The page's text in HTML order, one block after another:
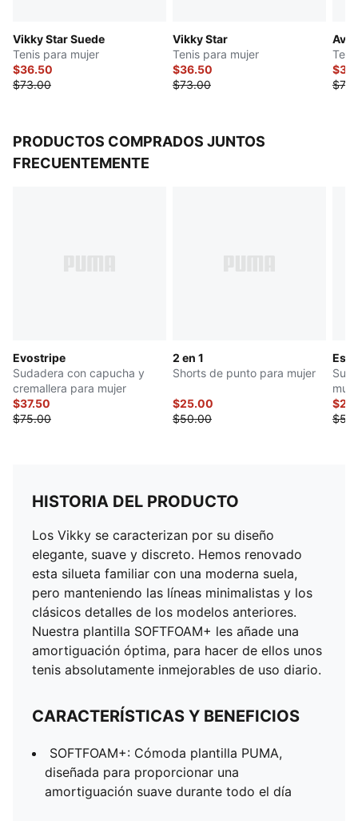
Forro textil
Vikky Star Suede
Tenis para mujer
$36.50
$73.00
Vikky Star
Tenis para mujer
$36.50
$73.00
PRODUCTOS COMPRADOS JUNTOS
FRECUENTEMENTE
Evostripe
Sudadera con capucha y
cremallera para mujer
$37.50
$75.00
2 en 1
Shorts de punto para mujer
$25.00
$50.00
HISTORIA DEL PRODUCTO
Los Vikky se caracterizan por su diseño
elegante, suave y discreto. Hemos renovado
esta silueta familiar con una moderna suela,
pero manteniendo las líneas minimalistas y los
clásicos detalles de los modelos anteriores.
Nuestra plantilla SOFTFOAM+ les añade una
amortiguación óptima, para hacer de ellos unos
tenis absolutamente inmejorables de uso diario.
CARACTERÍSTICAS Y BENEFICIOS
SOFTFOAM+: Cómoda plantilla PUMA,
diseñada para proporcionar una
amortiguación suave durante todo el día